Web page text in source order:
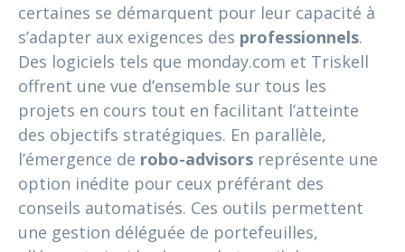
certaines se démarquent pour leur capacité à
s’adapter aux exigences des professionnels.
Des logiciels tels que monday.com et Triskell
offrent une vue d’ensemble sur tous les
projets en cours tout en facilitant l’atteinte
des objectifs stratégiques. En parallèle,
l’émergence de robo-advisors représente une
option inédite pour ceux préférant des
conseils automatisés. Ces outils permettent
une gestion déléguée de portefeuilles,